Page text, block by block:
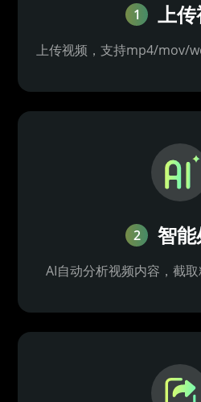
1 上
上传视频，支持mp4/mov/
2 智
AI自动分析视频内容，截